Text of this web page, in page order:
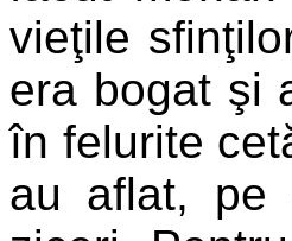
vieţile
era bogat şi
în felurite
au aflat, pe